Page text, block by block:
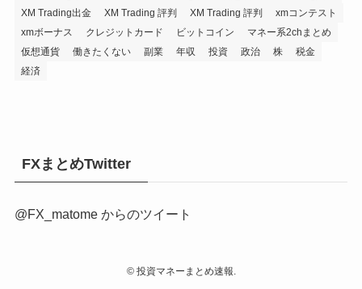
XM Trading出金
XM Trading 評判 XM Trading 評判
xmコンテスト
xmボーナス
クレジットカード ビットコイン
マネー系2chまとめ
仮想通貨
働きたくない 副業 年収 投資 政治 株
税金
経済
FXまとめTwitter
@FX_matome からのツイート
©投資マネーまとめ速報.